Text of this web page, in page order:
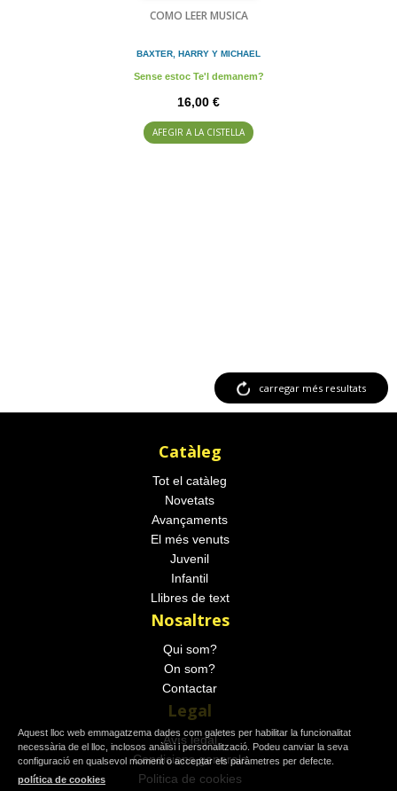
COMO LEER MUSICA
BAXTER, HARRY Y MICHAEL
Sense estoc Te'l demanem?
16,00 €
AFEGIR A LA CISTELLA
carregar més resultats
Catàleg
Tot el catàleg
Novetats
Avançaments
El més venuts
Juvenil
Infantil
Llibres de text
Nosaltres
Qui som?
On som?
Contactar
Legal
Avís legal
Condicions generals
Politica de cookies
Aquest lloc web emmagatzema dades com galetes per habilitar la funcionalitat
necessària de el lloc, inclosos anàlisi i personalització. Podeu canviar la seva
configuració en qualsevol moment o acceptar els paràmetres per defecte.
política de cookies